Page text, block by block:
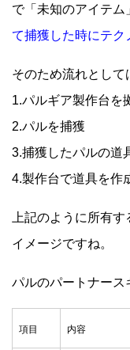
で「未知のアイテム
て捕獲した時にテク
そのため流れとして
1.パルギア製作台を
2.パルを捕獲
3.捕獲したパルの道
4.製作台で道具を作
上記のように所有
イメージですね。
パルのパートナース
項目 内容